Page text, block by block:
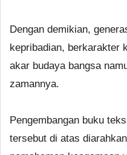
Dengan demikian,
kepribadian, berkarakter
akar budaya bangsa
zamannya.
Pengembangan buku
tersebut di atas